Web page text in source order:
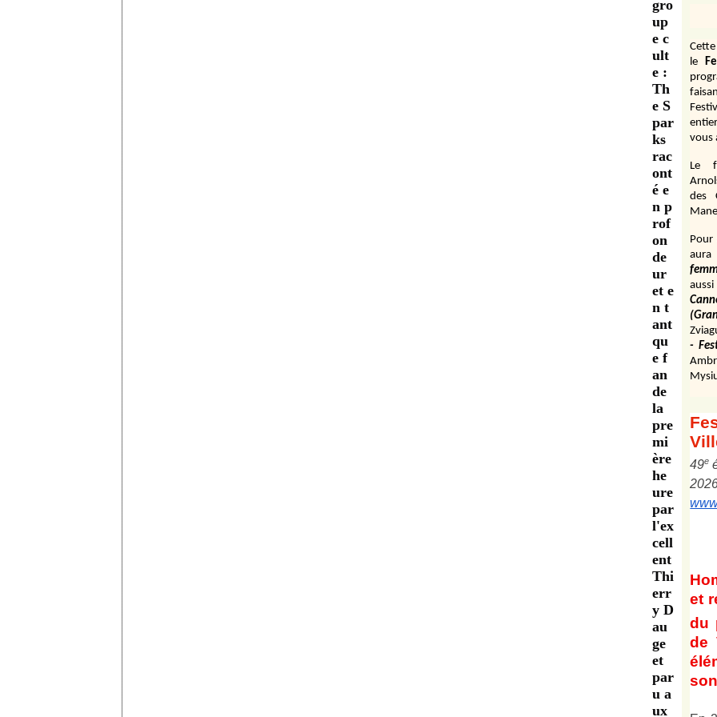
gro
up
e c
ult
e :
Th
e S
par
ks
rac
ont
é e
n p
rof
on
de
ur
et e
n t
ant
qu
e f
an
de
la
pre
mi
ère
he
ure
par
l'ex
cell
ent
Thi
err
y D
au
ge
et
par
u a
ux
le
vous
Le
des
Pour
aura
aussi
-
49e
202
et
du
de